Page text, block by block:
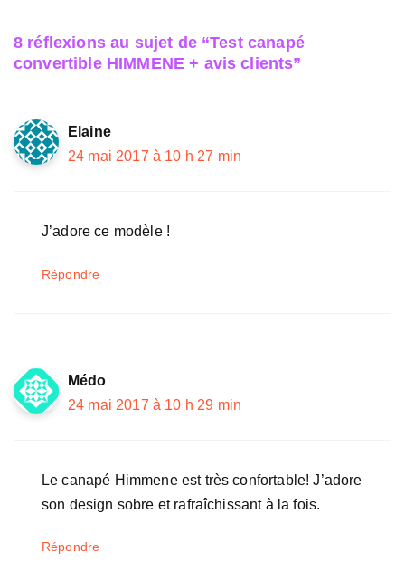
8 réflexions au sujet de “Test canapé
convertible HIMMENE + avis clients”
Elaine
24 mai 2017 à 10 h 27 min
J’adore ce modèle !
Répondre
Médo
24 mai 2017 à 10 h 29 min
Le canapé Himmene est très confortable! J’adore
son design sobre et rafraîchissant à la fois.
Répondre